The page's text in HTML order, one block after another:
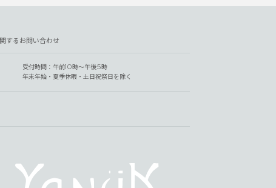
するお問い合わせ
受付時間：午前10時～午後5時
年末年始・夏季休暇・土日祝祭日を除く